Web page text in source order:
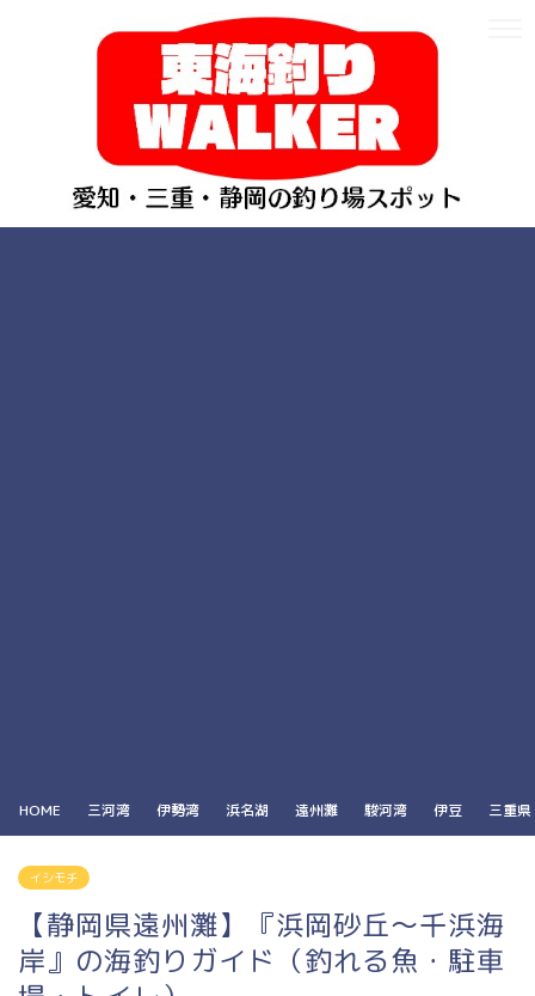
HOME 三河湾 伊勢湾 浜名湖 遠州灘 駿河湾 伊豆 三重県
イシモチ
【静岡県遠州灘】『浜岡砂丘～千浜海
岸』の海釣りガイド（釣れる魚・駐車